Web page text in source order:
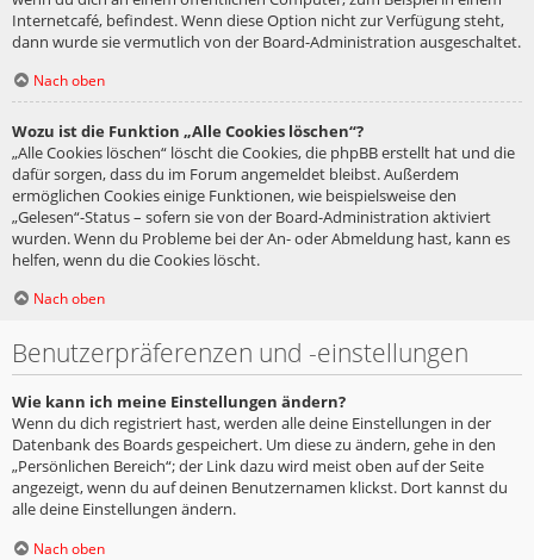
Internetcafé, befindest. Wenn diese Option nicht zur Verfügung steht,
dann wurde sie vermutlich von der Board-Administration ausgeschaltet.
Nach oben
Wozu ist die Funktion „Alle Cookies löschen“?
„Alle Cookies löschen“ löscht die Cookies, die phpBB erstellt hat und die
dafür sorgen, dass du im Forum angemeldet bleibst. Außerdem
ermöglichen Cookies einige Funktionen, wie beispielsweise den
„Gelesen“-Status – sofern sie von der Board-Administration aktiviert
wurden. Wenn du Probleme bei der An- oder Abmeldung hast, kann es
helfen, wenn du die Cookies löscht.
Nach oben
Benutzerpräferenzen und -einstellungen
Wie kann ich meine Einstellungen ändern?
Wenn du dich registriert hast, werden alle deine Einstellungen in der
Datenbank des Boards gespeichert. Um diese zu ändern, gehe in den
„Persönlichen Bereich“; der Link dazu wird meist oben auf der Seite
angezeigt, wenn du auf deinen Benutzernamen klickst. Dort kannst du
alle deine Einstellungen ändern.
Nach oben